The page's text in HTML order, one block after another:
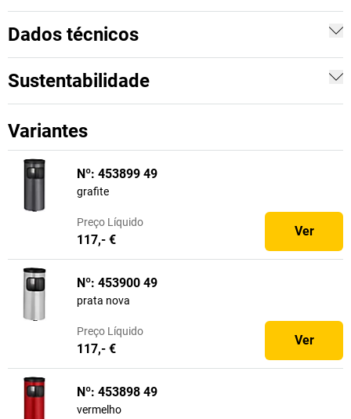
Dados técnicos
Sustentabilidade
Variantes
Nº: 453899 49
grafite
Preço Líquido
117,- €
Ver
Nº: 453900 49
prata nova
Preço Líquido
117,- €
Ver
Nº: 453898 49
vermelho